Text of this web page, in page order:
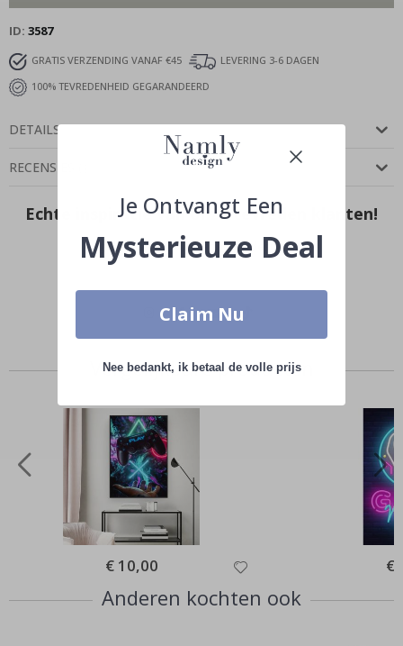
ID 3587
GRATIS VERZENDING VANAF €45
LEVERING 3-6 DAGEN
100% TEVREDENHEID GEGARANDEERD
DETAILS
RECENSIES
Echte inspiratie van onze tevreden klanten!
Tag die van jou met #namly_design
Vergelijkbare producten
Special
Price
€ 10,00 €
Anderen kochten ook
Je Ontvangt Een
Mysterieuze Deal
Claim Nu
Nee bedankt, ik betaal de volle prijs